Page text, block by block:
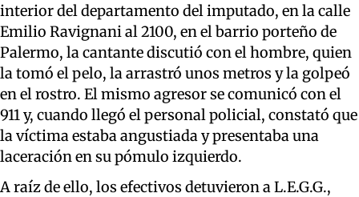
interior del departamento del imputado, en la calle
Emilio Ravignani al 2100, en el barrio porteño de
Palermo, la cantante discutió con el hombre, quien
la tomó el pelo, la arrastró unos metros y la golpeó
en el rostro. El mismo agresor se comunicó con el
911 y, cuando llegó el personal policial, constató que
la víctima estaba angustiada y presentaba una
laceración en su pómulo izquierdo.
A raíz de ello, los efectivos detuvieron a L.E.G.G.,